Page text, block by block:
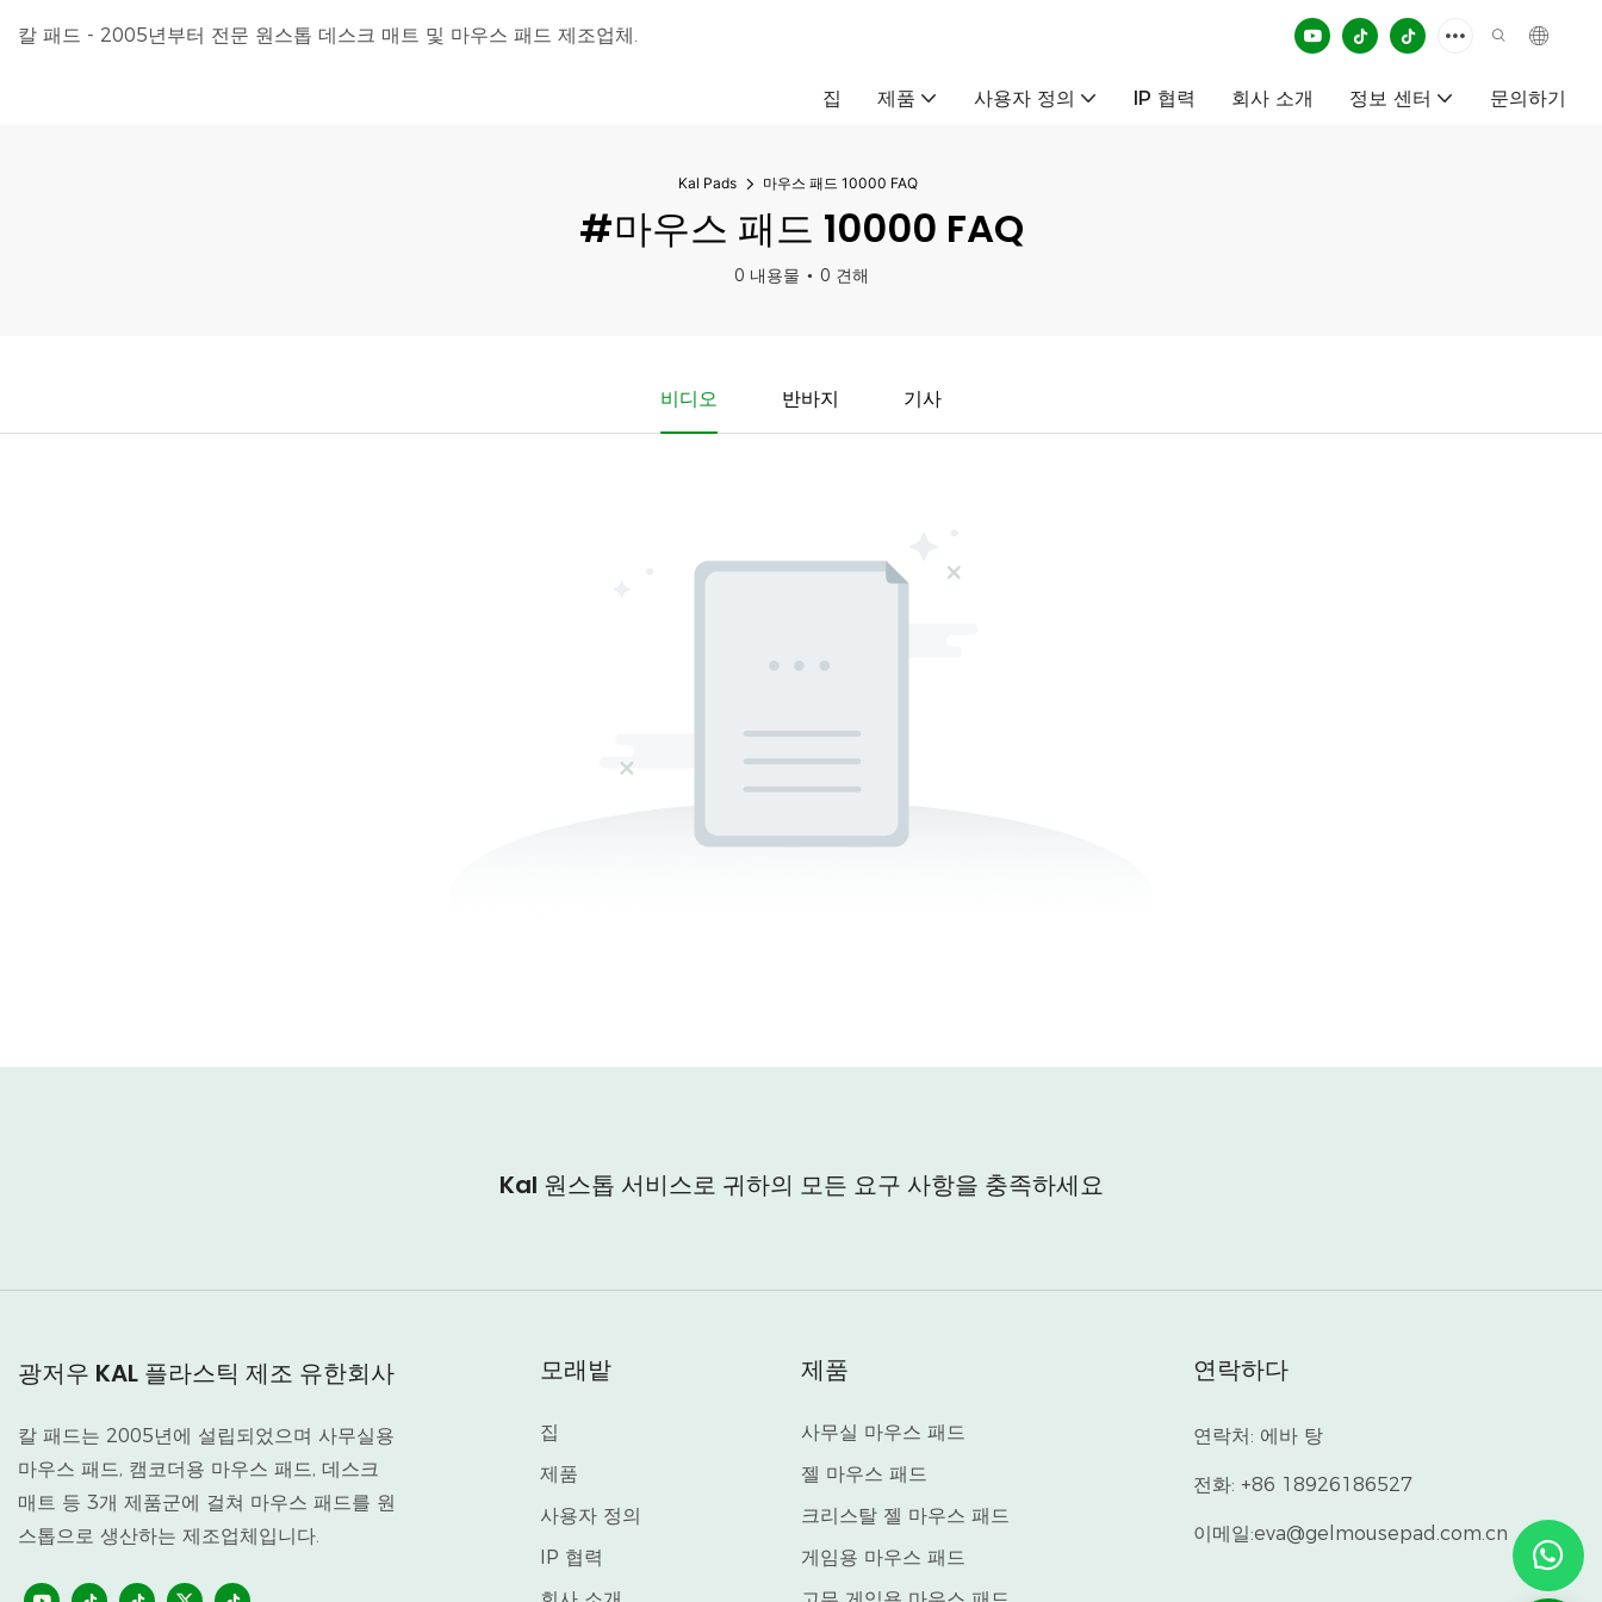
칼 패드 - 2005년부터 전문 원스톱 데스크 매트 및 마우스 패드 제조업체.
집 제품 사용자 정의 IP 협력 회사 소개 정보 센터 문의하기
Kal Pads 마우스 패드 10000 FAQ
#마우스 패드 10000 FAQ
0 내용물 0 견해
비디오 반바지 기사
Kal 원스톱 서비스로 귀하의 모든 요구 사항을 충족하세요
광저우 KAL 플라스틱 제조 유한회사
칼 패드는 2005년에 설립되었으며 사무실용
마우스 패드, 캠코더용 마우스 패드, 데스크
매트 등 3개 제품군에 걸쳐 마우스 패드를 원
스톱으로 생산하는 제조업체입니다.
모래밭
집
제품
사용자 정의
IP 협력
제품
사무실 마우스 패드
젤 마우스 패드
크리스탈 젤 마우스 패드
게임용 마우스 패드
연락하다
연락처: 에바 탕
전화: +86 18926186527
이메일:eva@gelmousepad.com.cn